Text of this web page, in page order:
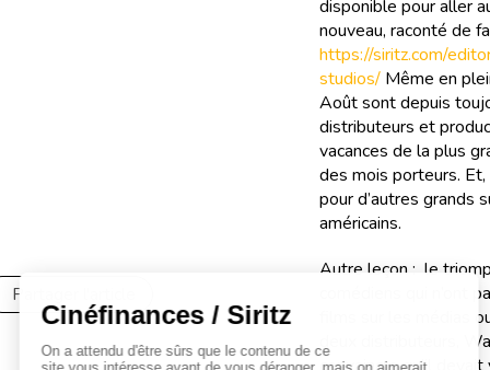
Partager l'article
disponible pour aller
nouveau, raconté de
https://siritz.com/
studios/ Même en
Août sont depuis
distributeurs et
vacances de la plus
des mois porteurs.
pour d’autres grands
américains.
Autre leçon : le
comédiens qui n’ont
films sur les médias
deux distributeurs,